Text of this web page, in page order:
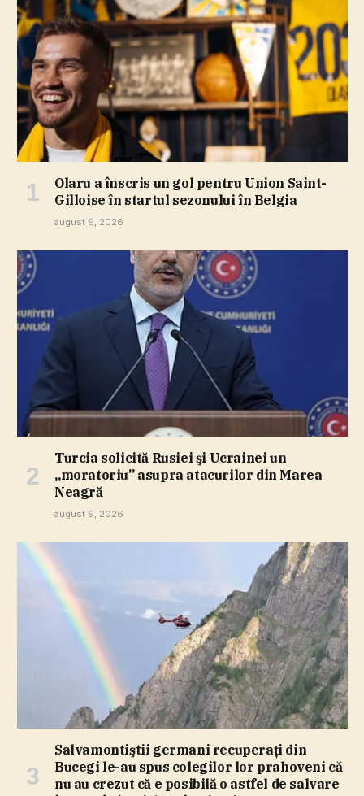
Olaru a înscris un gol pentru Union Saint-
Gilloise în startul sezonului în Belgia
august 9, 2026
Turcia solicită Rusiei şi Ucrainei un
„moratoriu” asupra atacurilor din Marea
Neagră
august 9, 2026
Salvamontiştii germani recuperaţi din
Bucegi le-au spus colegilor lor prahoveni că
nu au crezut că e posibilă o astfel de salvare